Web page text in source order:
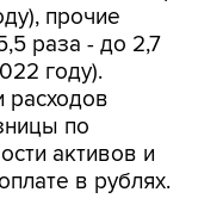
прочие
раза - до 2,7
году).
расходов
по
активов и
в рублях.